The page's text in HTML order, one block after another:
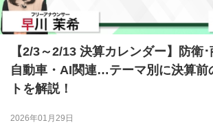
【2/3～2/13 決算カレンダー】防衛･
自動車・AI関連…テーマ別に決算前
トを解説！
2026年01月29日